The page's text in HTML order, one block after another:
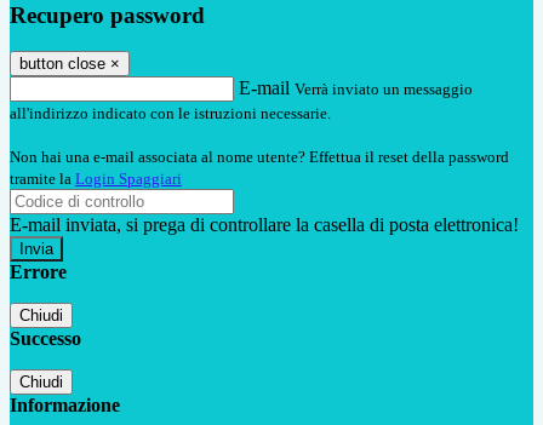
Recupero password
button close ×
E-mail Verrà inviato un messaggio
all'indirizzo indicato con le istruzioni necessarie.
Non hai una e-mail associata al nome utente? Effettua il reset della password
tramite la Login Spaggiari
E-mail inviata, si prega di controllare la casella di posta elettronica!
Errore
Chiudi
Successo
Chiudi
Informazione